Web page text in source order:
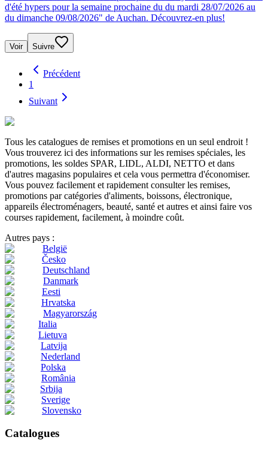
d'été hypers pour la semaine prochaine du du mardi 28/07/2026 au
du dimanche 09/08/2026" de Auchan. Découvrez-en plus!
Voir Suivre
Précédent
1
Suivant
Tous les catalogues de remises et promotions en un seul endroit !
Vous trouverez ici des informations sur les remises spéciales, les
promotions, les soldes SPAR, LIDL, ALDI, NETTO et dans
d'autres magasins populaires et cela vous permettra d'économiser.
Vous pouvez facilement et rapidement consulter les remises,
promotions par catégories d'aliments, boissons, électronique,
appareils électroménagers, beauté, santé et autres et ainsi faire vos
courses rapidement, facilement, à moindre coût.
Autres pays :
België
Česko
Deutschland
Danmark
Eesti
Hrvatska
Magyarország
Italia
Lietuva
Latvija
Nederland
Polska
România
Srbija
Sverige
Slovensko
Catalogues